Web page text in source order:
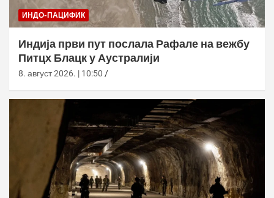
ИНДО-ПАЦИФИК
Индија први пут послала Рафале на вежбу
Питцх Блацк у Аустралији
8. август 2026. | 10:50